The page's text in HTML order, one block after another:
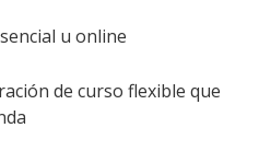
u online
de curso flexible que